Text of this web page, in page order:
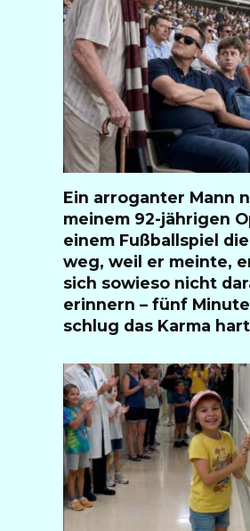
Ein arroganter Mann
meinem 92-jährigen
einem Fußballspiel
weg, weil er meinte,
sich sowieso nicht
erinnern – fünf
schlug das Karma